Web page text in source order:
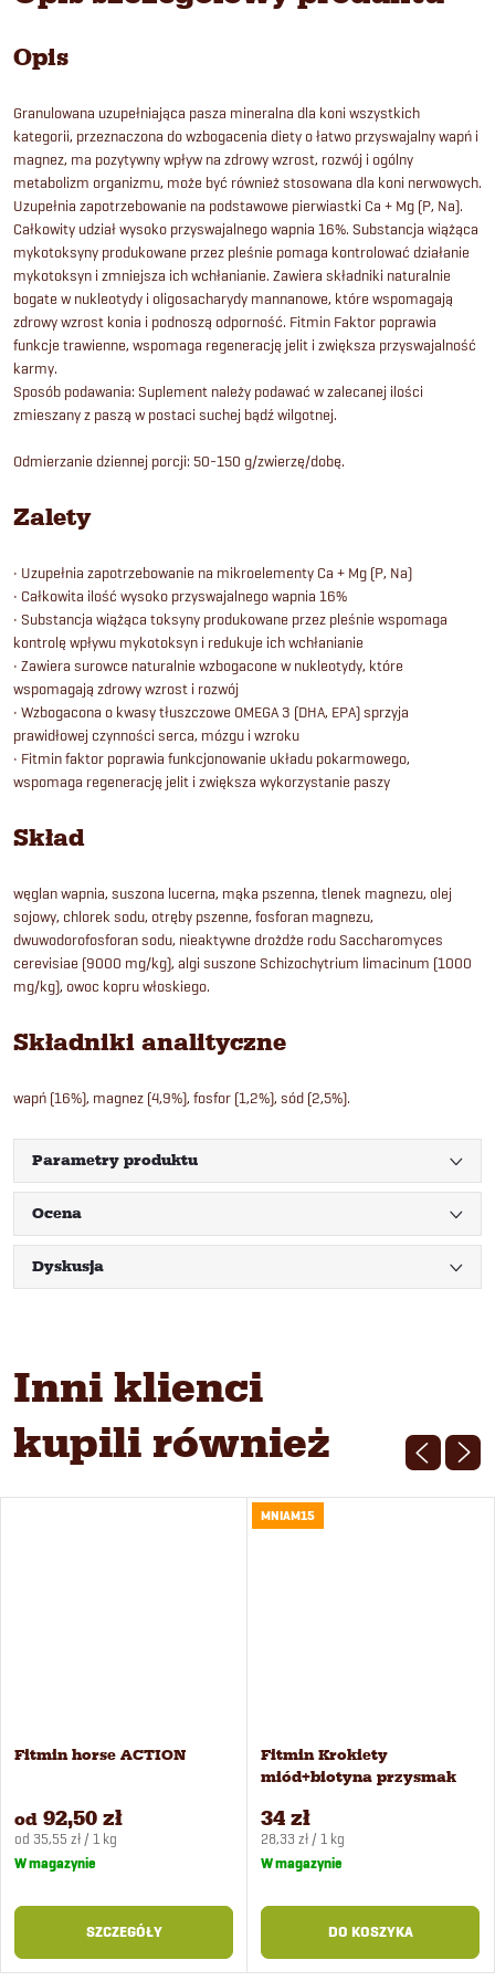
Opis
Granulowana uzupełniająca pasza mineralna dla koni wszystkich
kategorii, przeznaczona do wzbogacenia diety o łatwo przyswajalny wapń i
magnez, ma pozytywny wpływ na zdrowy wzrost, rozwój i ogólny
metabolizm organizmu, może być również stosowana dla koni nerwowych.
Uzupełnia zapotrzebowanie na podstawowe pierwiastki Ca + Mg (P, Na).
Całkowity udział wysoko przyswajalnego wapnia 16%. Substancja wiążąca
mykotoksyny produkowane przez pleśnie pomaga kontrolować działanie
mykotoksyn i zmniejsza ich wchłanianie. Zawiera składniki naturalnie
bogate w nukleotydy i oligosacharydy mannanowe, które wspomagają
zdrowy wzrost konia i podnoszą odporność. Fitmin Faktor poprawia
funkcje trawienne, wspomaga regenerację jelit i zwiększa przyswajalność
karmy.
Sposób podawania: Suplement należy podawać w zalecanej ilości
zmieszany z paszą w postaci suchej bądź wilgotnej.
Odmierzanie dziennej porcji: 50-150 g/zwierzę/dobę.
Zalety
• Uzupełnia zapotrzebowanie na mikroelementy Ca + Mg (P, Na)
• Całkowita ilość wysoko przyswajalnego wapnia 16%
• Substancja wiążąca toksyny produkowane przez pleśnie wspomaga
kontrolę wpływu mykotoksyn i redukuje ich wchłanianie
• Zawiera surowce naturalnie wzbogacone w nukleotydy, które
wspomagają zdrowy wzrost i rozwój
• Wzbogacona o kwasy tłuszczowe OMEGA 3 (DHA, EPA) sprzyja
prawidłowej czynności serca, mózgu i wzroku
• Fitmin faktor poprawia funkcjonowanie układu pokarmowego,
wspomaga regenerację jelit i zwiększa wykorzystanie paszy
Skład
węglan wapnia, suszona lucerna, mąka pszenna, tlenek magnezu, olej
sojowy, chlorek sodu, otręby pszenne, fosforan magnezu,
dwuwodorofosforan sodu, nieaktywne drożdże rodu Saccharomyces
cerevisiae (9000 mg/kg), algi suszone Schizochytrium limacinum (1000
mg/kg), owoc kopru włoskiego.
Składniki analityczne
wapń (16%), magnez (4,9%), fosfor (1,2%), sód (2,5%).
Parametry produktu
Ocena
Dyskusja
Inni klienci
kupili również
Fitmin horse ACTION
od 92,50 zł
Cena
jednostkowa:
od 35,55 zł / 1 kg
W magazynie
SZCZEGÓŁY
MNIAM15
Fitmin Krokiety
miód+biotyna przysmak
34 zł
Cena
jednostkowa:
28,33 zł / 1 kg
W magazynie
DO KOSZYKA